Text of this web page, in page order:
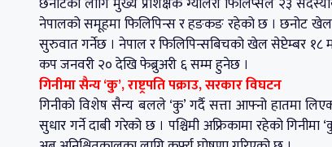
नेपालको समूहमा फिलिपिन्स र हङकङ रहेको छ । छनोट
सुरुवात गर्नेछ । नेपाल र फिलिपिन्सबिचको खेल सेप्टेम्बर
कप जनवरी २० देखि फेब्रुअरी ६ सम्म हुनेछ ।
गिनीमा सैन्य ‘कु’, राष्ट्रपति पक्राउ, सरकार विघटन
गिनीको विशेष सैन्य बलले ‘कु’ गर्दै सत्ता आफ्नो हातमा
सुधार गर्ने दाबी गरेको छ । पश्चिमी अफ्रिकामा रहेको